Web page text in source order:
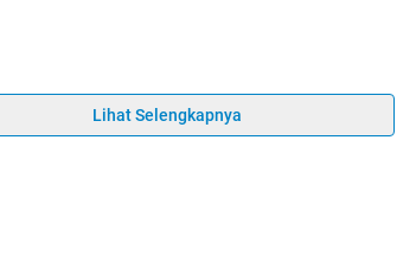
Lihat Selengkapnya